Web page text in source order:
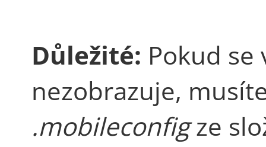
Důležité: Pokud
nezobrazuje,
.mobileconfigze